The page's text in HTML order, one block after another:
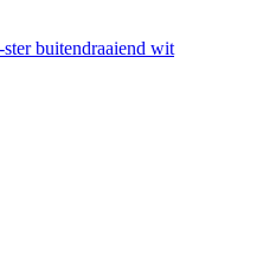
buitendraaiend wit